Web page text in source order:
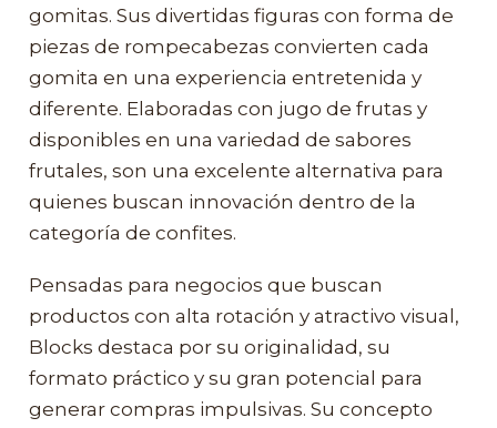
gomitas. Sus divertidas figuras con forma de
piezas de rompecabezas convierten cada
gomita en una experiencia entretenida y
diferente. Elaboradas con jugo de frutas y
disponibles en una variedad de sabores
frutales, son una excelente alternativa para
quienes buscan innovación dentro de la
categoría de confites.
Pensadas para negocios que buscan
productos con alta rotación y atractivo visual,
Blocks destaca por su originalidad, su
formato práctico y su gran potencial para
generar compras impulsivas. Su concepto